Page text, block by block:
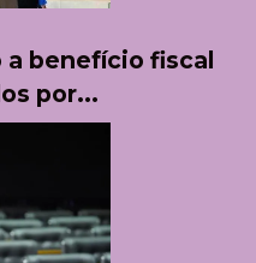
a benefício fiscal
por...